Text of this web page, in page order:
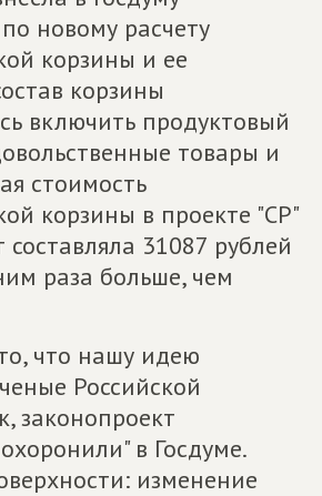
новому расчету
корзины и ее
корзины
включить продуктовый
товары и
стоимость
корзины в проекте "СР"
31087 рублей
раза больше, чем
что нашу идею
Российской
законопроект
в Госдуме.
изменение